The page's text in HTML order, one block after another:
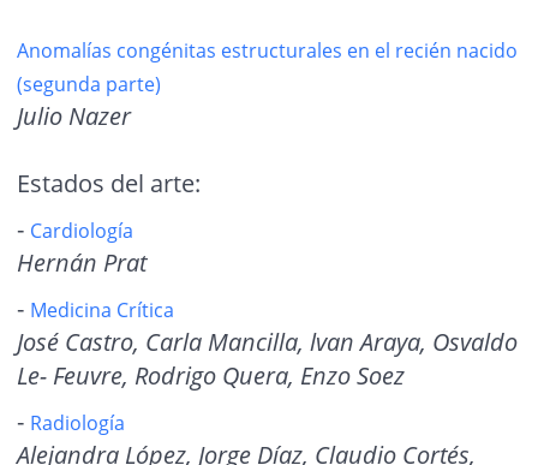
Anomalías congénitas estructurales en el recién nacido
(segunda parte)
Julio Nazer
Estados del arte:
- Cardiología
Hernán Prat
- Medicina Crítica
José Castro, Carla Mancilla, lvan Araya, Osvaldo
Le- Feuvre, Rodrigo Quera, Enzo Soez
- Radiología
Alejandra López, Jorge Díaz, Claudio Cortés,